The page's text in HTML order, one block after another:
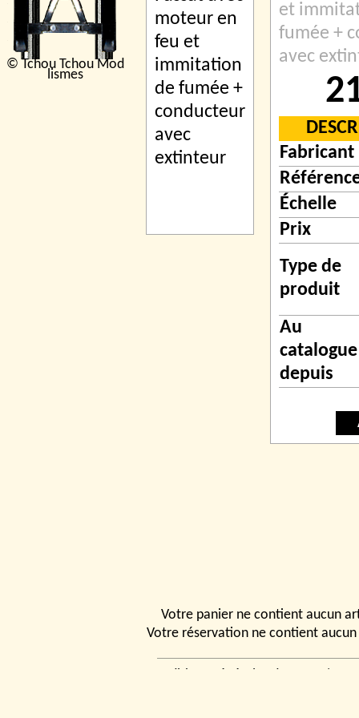
© Tchou Tchou Mod
lismes
et
fumée +
avec
Fabricant
Échelle
Prix
Type de
produit
Au
catalogue
depuis
Votre panier ne contient aucun
Votre réservation ne contient